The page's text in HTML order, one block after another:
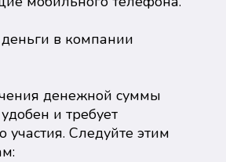
в компании
денежной суммы
и требует
участия. Следуйте этим